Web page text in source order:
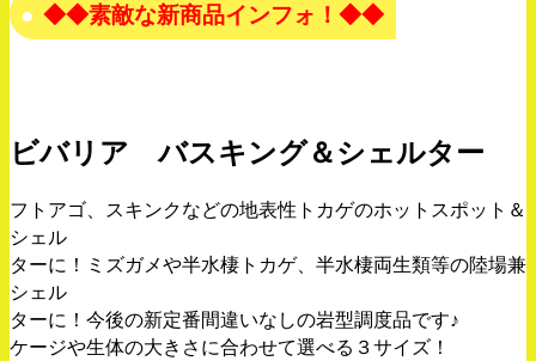
◆◆素敵な新商品インフォ！◆◆
ビバリア バスキング＆シェルター
フトアゴ、スキンクなどの地表性トカゲのホットスポット＆
シェル
ターに！ミズガメや半水棲トカゲ、半水棲両生類等の陸場兼
シェル
ターに！今後の新定番間違いなしの岩型調度品です♪
ケージや生体の大きさに合わせて選べる３サイズ！